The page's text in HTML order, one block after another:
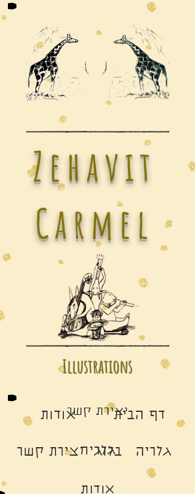
Zehavit
Carmel
Illustrations
יצירת קשר
גלריה
אודות
אודות דף הבית
בלוג יצירת קשר גלריה